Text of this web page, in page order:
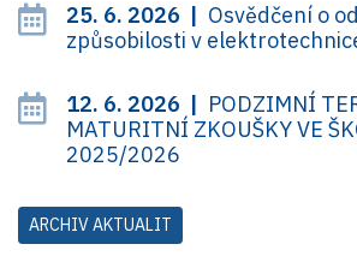
25. 6. 2026 | Osvědčení o
způsobilosti v
12. 6. 2026 | PODZIMNÍ
MATURITNÍ ZKOUŠKY VE
2025/2026
ARCHIV AKTUALIT